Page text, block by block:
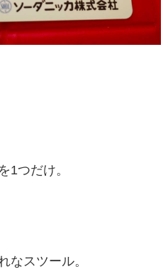
1つだけ。
なスツール。